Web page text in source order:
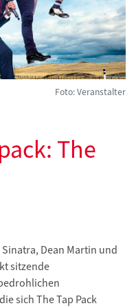
Foto: Veranstalter
The
Sinatra, Dean Martin und
sitzende
sich The Tap Pack